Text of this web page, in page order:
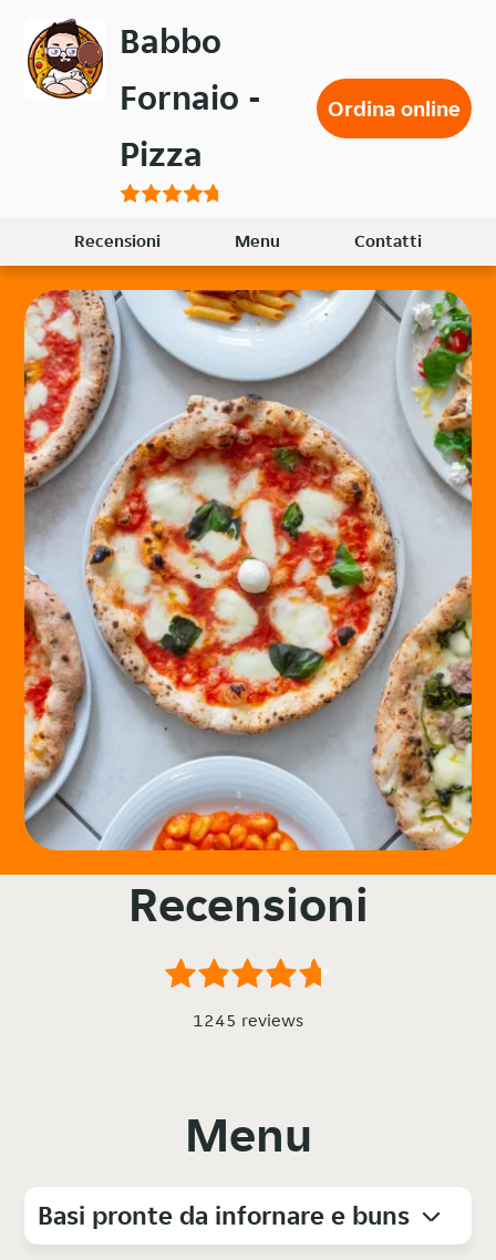
contenuto
principale
Babbo
Fornaio -
Pizza
Ordina online
Recensioni Menu Contatti
Recensioni
1245 reviews
Menu
Basi pronte da infornare e buns